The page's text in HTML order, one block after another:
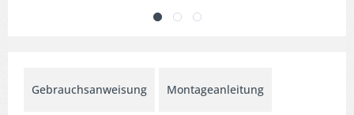
Gebrauchsanweisung Montageanleitung